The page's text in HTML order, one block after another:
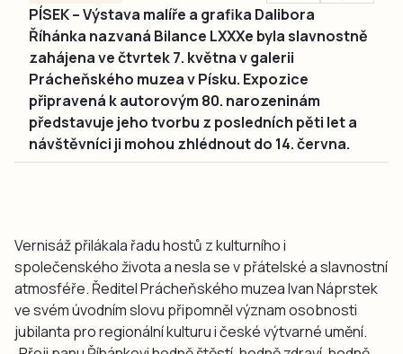
PÍSEK – Výstava malíře a grafika Dalibora
Říhánka nazvaná Bilance LXXXe byla slavnostně
zahájena ve čtvrtek 7. května v galerii
Prácheňského muzea v Písku. Expozice
připravená k autorovým 80. narozeninám
představuje jeho tvorbu z posledních pěti let a
návštěvníci ji mohou zhlédnout do 14. června.
Vernisáž přilákala řadu hostů z kulturního i
společenského života a nesla se v přátelské a slavnostní
atmosféře. Ředitel Prácheňského muzea Ivan Náprstek
ve svém úvodním slovu připomněl význam osobnosti
jubilanta pro regionální kulturu i české výtvarné umění.